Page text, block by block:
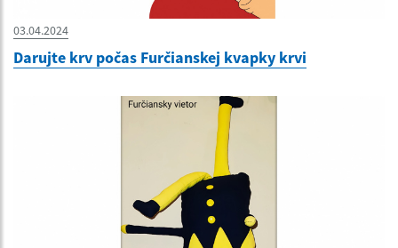
03.04.2024
Darujte krv počas Furčianskej kvapky krvi